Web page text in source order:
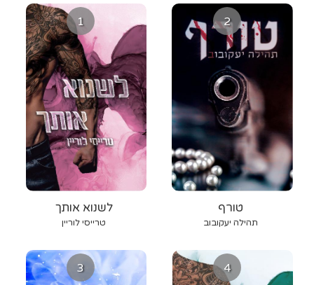
1
לשנוא אותך
טרייסי לוריין
2
טורף
תהילה יעקובוב
3 4